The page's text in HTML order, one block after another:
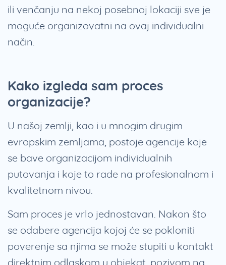
ili venčanju na nekoj posebnoj lokaciji sve je
moguće organizovatni na ovaj individualni
način.
Kako izgleda sam proces
organizacije?
U našoj zemlji, kao i u mnogim drugim
evropskim zemljama, postoje agencije koje
se bave organizacijom individualnih
putovanja i koje to rade na profesionalnom i
kvalitetnom nivou.
Sam proces je vrlo jednostavan. Nakon što
se odabere agencija kojoj će se pokloniti
poverenje sa njima se može stupiti u kontakt
direktnim odlaskom u objekat, pozivom na